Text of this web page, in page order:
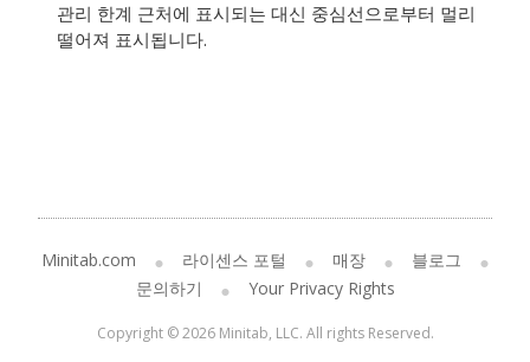
관리 한계 근처에 표시되는 대신 중심선으로부터 멀리
떨어져 표시됩니다.
Minitab.com 라이센스 포털 매장
블로그
문의하기
Your Privacy Rights
Copyright © 2026 Minitab, LLC. All rights Reserved.